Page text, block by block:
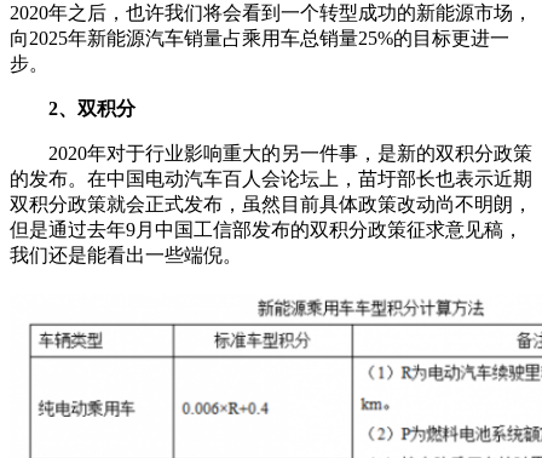
2020年之后，也许我们将会看到一个转型成功的新能源市场，
向2025年新能源汽车销量占乘用车总销量25%的目标更进一
步。
2、双积分
2020年对于行业影响重大的另一件事，是新的双积分政策
的发布。在中国电动汽车百人会论坛上，苗圩部长也表示近期
双积分政策就会正式发布，虽然目前具体政策改动尚不明朗，
但是通过去年9月中国工信部发布的双积分政策征求意见稿，
我们还是能看出一些端倪。